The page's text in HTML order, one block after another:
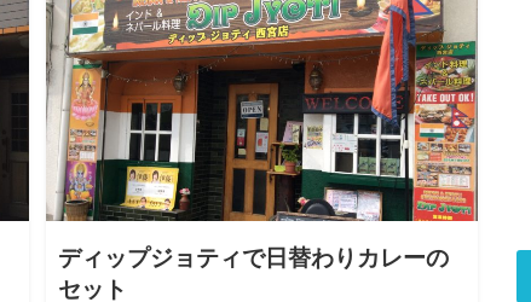
ディップジョティで日替わりカレーの
セット